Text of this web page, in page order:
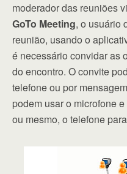
moderador das reuniões
GoTo Meeting, o usuário
reunião, usando o
é necessário convidar as
do encontro. O convite
telefone ou por
podem usar o microfone
ou mesmo, o telefone